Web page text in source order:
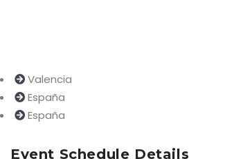
Valencia
España
España
Event Schedule Details